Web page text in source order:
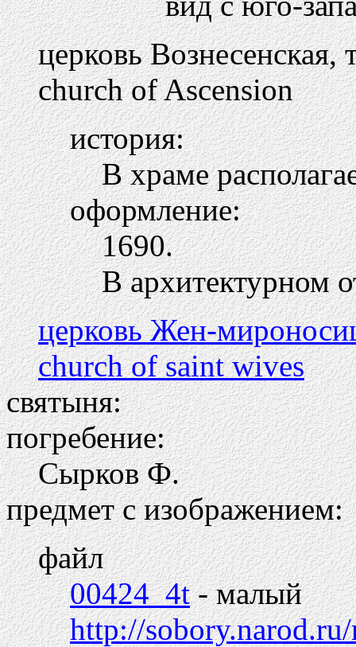
церковь Вознесенская,
church of Ascension
история:
В храме
оформление:
1690.
В архитектурном
церковь Жен-
church of saint wives
святыня:
погребение:
Сырков Ф.
предмет с изображением:
файл
00424_4t- малый
http://